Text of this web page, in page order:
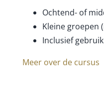
Ochtend- of
Kleine groepen
Inclusief
Meer over de cursus